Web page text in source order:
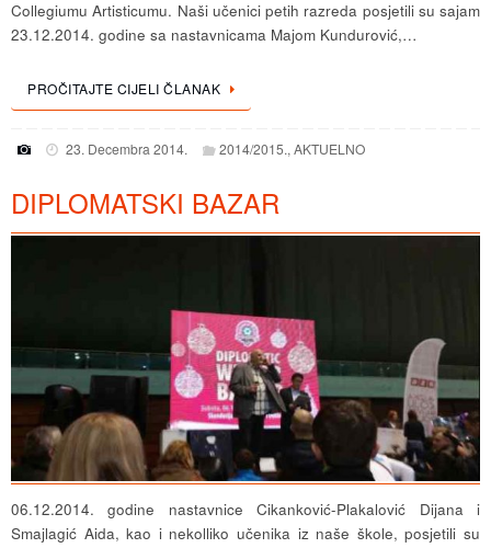
Collegiumu Artisticumu. Naši učenici petih razreda posjetili su sajam
23.12.2014. godine sa nastavnicama Majom Kundurović,…
PROČITAJTE CIJELI ČLANAK
23. Decembra 2014. 2014/2015.,AKTUELNO
DIPLOMATSKI BAZAR
06.12.2014. godine nastavnice Cikanković-Plakalović Dijana i
Smajlagić Aida, kao i nekolliko učenika iz naše škole, posjetili su